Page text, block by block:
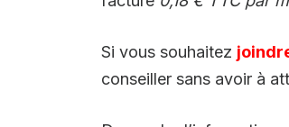
Si vous souhaitez
conseiller sans avoir à